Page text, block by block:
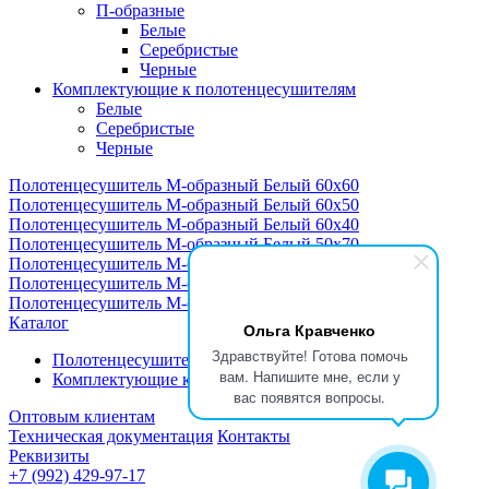
Ольга Кравченко
Здравствуйте! Готова помочь
вам. Напишите мне, если у
вас появятся вопросы.
П-образные
Белые
Серебристые
Черные
Комплектующие к полотенцесушителям
Белые
Серебристые
Черные
Полотенцесушитель М-образный Белый 60x60
Полотенцесушитель М-образный Белый 60x50
Полотенцесушитель М-образный Белый 60х40
Полотенцесушитель М-образный Белый 50х70
Полотенцесушитель М-образный Белый 50х60
Полотенцесушитель М-образный Белый 50х40
Полотенцесушитель М-образный Белый 50х50
Каталог
Полотенцесушители
Комплектующие к полотенцесушителям
Оптовым клиентам
Техническая документация Контакты
Реквизиты
+7 (992) 429-97-17